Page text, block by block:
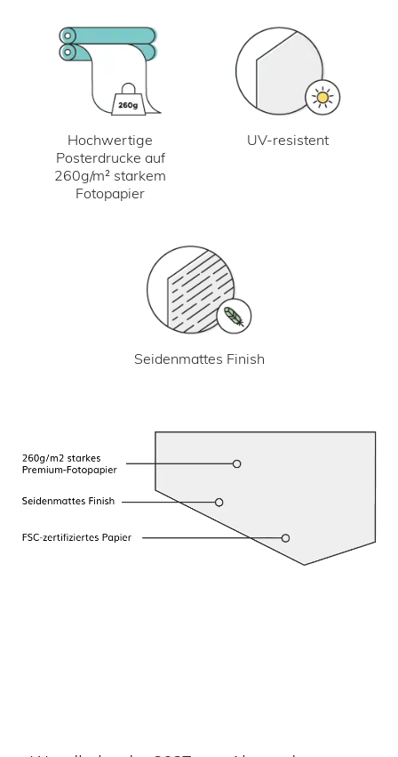
Hochwertige
Posterdrucke auf
260g/m² starkem
Fotopapier
UV-resistent
Seidenmattes Finish